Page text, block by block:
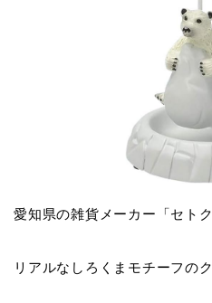
愛知県の雑貨メーカー「セト
リアルなしろくまモチーフの